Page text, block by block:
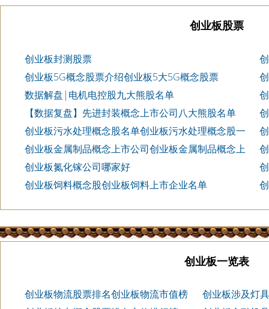
创业板股票
创业板封测股票
创业板5G概念股票介绍创业板5大5G概念股票
市
数据解盘|电机电控股九大熊股名单
名
【数据复盘】先进封装概念上市公司八大熊股名单
值
创业板污水处理概念股名单创业板污水处理概念股一
览创业板金属制品概念上市公司创业板金属制品概念上
市公司有哪些
创业板氮化镓公司哪家好
排
创业板饲料概念股创业板饲料上市企业名单
创业板一览表
创业板物流股票排名创业板物流市值榜
创业板涉及灯